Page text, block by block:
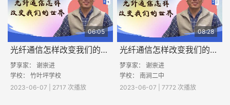
06:05
光纤通信怎样改变我们的世界(二)
梦享家： 谢崇进
学校： 竹叶坪学校
2023-06-07 | 2717 次播放
08:28
光纤通信怎样改变我们的世界(一)
梦享家： 谢崇进
学校： 南涧二中
2023-06-07 | 7772 次播放